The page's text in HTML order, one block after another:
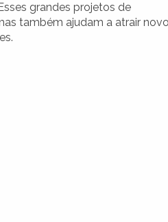
grandes projetos de
também ajudam a atrair